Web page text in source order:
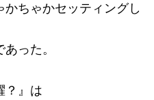
ちゃかセッティングし
った。
？』は